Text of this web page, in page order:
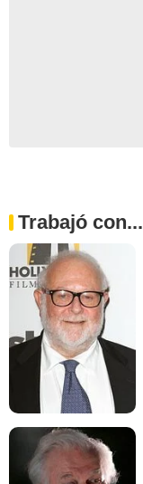
Trabajó con...